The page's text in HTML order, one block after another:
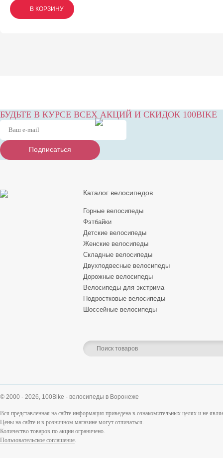
В КОРЗИНУ
В КОРЗИНУ
В КОРЗИНУ
БУДЬТЕ В КУРСЕ ВСЕХ АКЦИЙ И СКИДОК 100BIKE
Подписаться
Подписаться
Подписаться
Каталог велосипедов
Горные велосипеды
Фэтбайки
Детские велосипеды
Женские велосипеды
Складные велосипеды
Двухподвесные велосипеды
Дорожные велосипеды
Велосипеды для экстрима
Подростковые велосипеды
Шоссейные велосипеды
© 2000 - 2026, 100Bike - велосипеды в Воронеже
Вся представленная на сайте информация приведена в ознакомительных целях и не
Цены на сайте и в розничном магазине могут отличаться.
Количество товаров по акции ограничено.
Пользовательское соглашение.